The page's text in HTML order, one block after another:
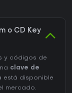
o CD Key
y códigos de
clave de
está disponible
mercado.